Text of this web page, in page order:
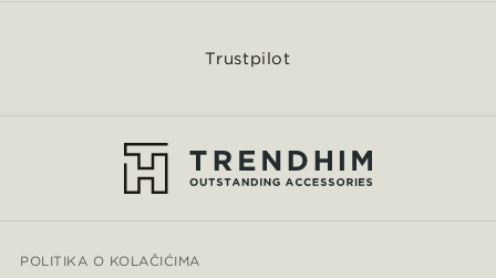
Trustpilot
POLITIKA O KOLAČIĆIMA